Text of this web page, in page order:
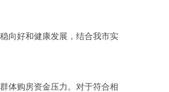
向好和健康发展，结合我市实
体购房资金压力。对于符合相